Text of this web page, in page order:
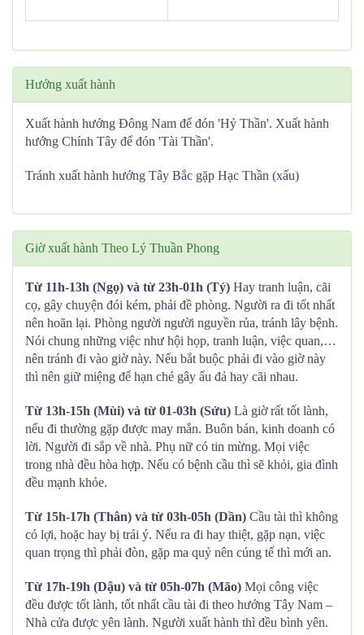
Hướng xuất hành
Xuất hành hướng Đông Nam để đón 'Hỷ Thần'. Xuất hành
hướng Chính Tây để đón 'Tài Thần'.
Tránh xuất hành hướng Tây Bắc gặp Hạc Thần (xấu)
Giờ xuất hành Theo Lý Thuần Phong
Từ 11h-13h (Ngọ) và từ 23h-01h (Tý) Hay tranh luận, cãi
cọ, gây chuyện đói kém, phải đề phòng. Người ra đi tốt nhất
nên hoãn lại. Phòng người người nguyền rủa, tránh lây bệnh.
Nói chung những việc như hội họp, tranh luận, việc quan,…
nên tránh đi vào giờ này. Nếu bắt buộc phải đi vào giờ này
thì nên giữ miệng để hạn ché gây ẩu đả hay cãi nhau.
Từ 13h-15h (Mùi) và từ 01-03h (Sửu) Là giờ rất tốt lành,
nếu đi thường gặp được may mắn. Buôn bán, kinh doanh có
lời. Người đi sắp về nhà. Phụ nữ có tin mừng. Mọi việc
trong nhà đều hòa hợp. Nếu có bệnh cầu thì sẽ khỏi, gia đình
đều mạnh khỏe.
Từ 15h-17h (Thân) và từ 03h-05h (Dần) Cầu tài thì không
có lợi, hoặc hay bị trái ý. Nếu ra đi hay thiệt, gặp nạn, việc
quan trọng thì phải đòn, gặp ma quỷ nên cúng tế thì mới an.
Từ 17h-19h (Dậu) và từ 05h-07h (Mão) Mọi công việc
đều được tốt lành, tốt nhất cầu tài đi theo hướng Tây Nam –
Nhà cửa được yên lành. Người xuất hành thì đều bình yên.